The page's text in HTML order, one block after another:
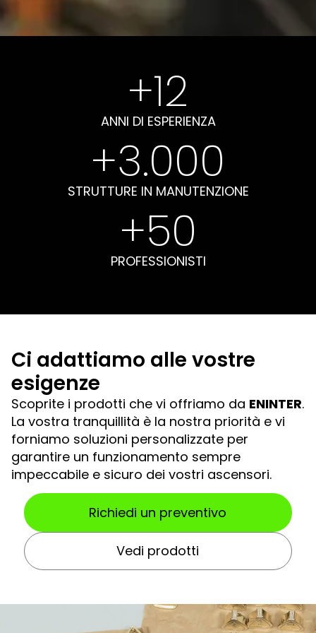
+12
ANNI DI ESPERIENZA
+3.000
STRUTTURE IN MANUTENZIONE
+50
PROFESSIONISTI
Ci adattiamo alle vostre
esigenze
Scoprite i prodotti che vi offriamo da ENINTER.
La vostra tranquillità è la nostra priorità e vi
forniamo soluzioni personalizzate per
garantire un funzionamento sempre
impeccabile e sicuro dei vostri ascensori.
Richiedi un preventivo
Vedi prodotti